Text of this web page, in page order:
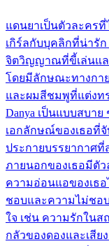
แดนยาเป็นตัวละคร
เกิร์ลกับบุคลิกที่น่ารั
จิตวิญญาณที่ขี้เล่นแล
โดยมีลักษณะทางกา
และผมสีชมพูที่แต่งท
Danya เป็นแบบสบา
เอกลักษณ์ของเธอที่จั
ประกายบรรยากาศ
ภายนอกของเธอมีตั
ความอ่อนแอของเธ
ชอบและความไม่ชอ
ใจ เช่น ความรักใน
กลัวของดองและเสี